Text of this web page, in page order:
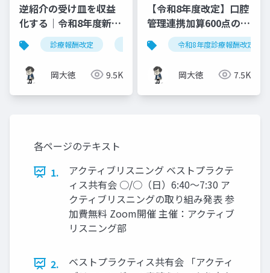
逆紹介の受け皿を収益
化する｜令和8年度新設
「特定機能病院等紹介
患者受入加算」完全実
践ガイド
診療報酬改定 特定機能病院等紹介患者受入加算
岡大徳 9.5K
【令和8年度改定】口腔
管理連携加算600点の算
定要件・施設基準まと
め
令和8年度診療報酬改定
岡大徳 7.5K
各ページのテキスト
1.
アクティブリスニング ベストプラクテ
ィス共有会 ○/○（日）6:40～7:30 ア
クティブリスニングの取り組み発表 参
加費無料 Zoom開催 主催：アクティブ
リスニング部
2.
ベストプラクティス共有会 「アクティ